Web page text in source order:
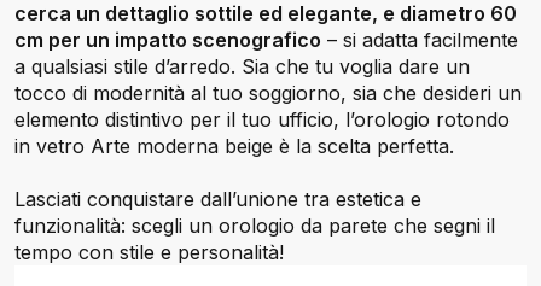
cerca un dettaglio sottile ed elegante, e diametro 60
cm per un impatto scenografico – si adatta facilmente
a qualsiasi stile d’arredo. Sia che tu voglia dare un
tocco di modernità al tuo soggiorno, sia che desideri un
elemento distintivo per il tuo ufficio, l’orologio rotondo
in vetro Arte moderna beige è la scelta perfetta.
Lasciati conquistare dall’unione tra estetica e
funzionalità: scegli un orologio da parete che segni il
tempo con stile e personalità!